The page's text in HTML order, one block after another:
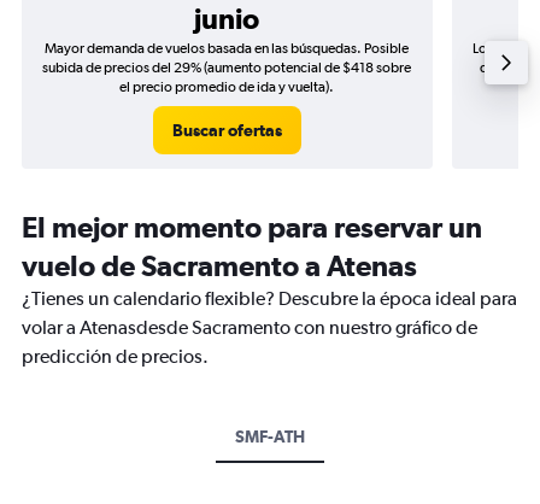
junio
Mayor demanda de vuelos basada en las búsquedas. Posible
subida de precios del 29% (aumento potencial de $418 sobre
el precio promedio de ida y vuelta).
Buscar ofertas
Los
de
El mejor momento para reservar un
vuelo de Sacramento a Atenas
¿Tienes un calendario flexible? Descubre la época ideal para
volar a Atenasdesde Sacramento con nuestro gráfico de
predicción de precios.
SMF-ATH